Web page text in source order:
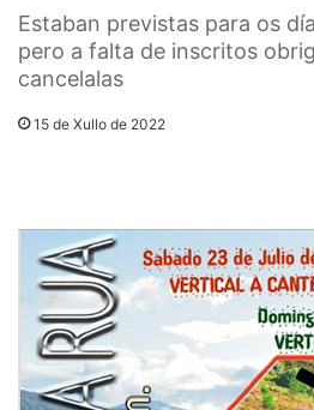
Estaban previstas para os
pero a falta de inscritos
cancelalas
15 de Xullo de 2022